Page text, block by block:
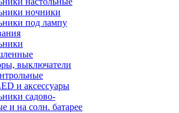
ночники
под лампу
выключатели
и аксессуары
садово-
и на солн. батарее